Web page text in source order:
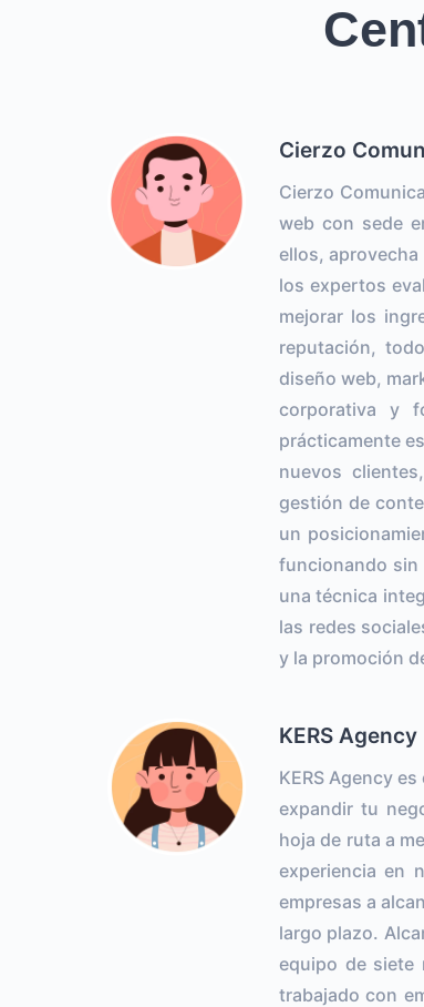
Cierzo
Cierzo
web con sede
ellos,
los expertos
mejorar los
reputación,
diseño web,
corporativa y
prácticamente
nuevos
gestión de
un
funcionando sin
una técnica
las redes
y la promoción
KERS Agency
KERS Agency
expandir tu
hoja de ruta a
experiencia en
empresas a
largo plazo.
equipo de siete
trabajado con